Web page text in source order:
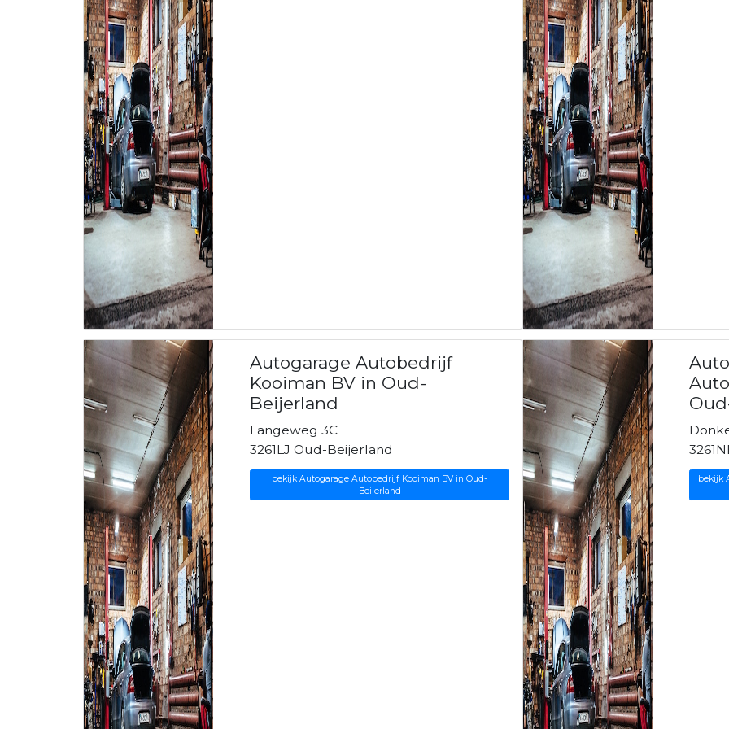
Autogarage Autobedrijf
Kooiman BV in Oud-
Beijerland
Langeweg 3C
3261LJ Oud-Beijerland
bekijk Autogarage Autobedrijf Kooiman BV in Oud-
Beijerland
bekijk